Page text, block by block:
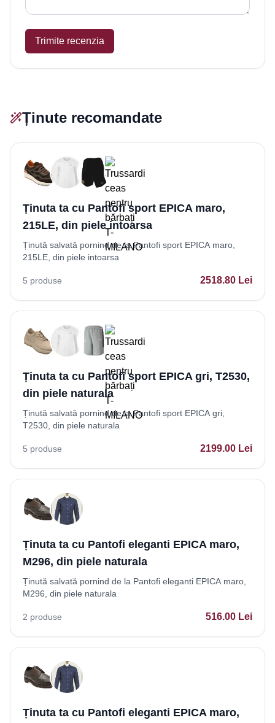
Trimite recenzia
Ținute recomandate
Ținuta ta cu Pantofi sport EPICA maro,
215LE, din piele intoarsa
Ținută salvată pornind de la Pantofi sport EPICA maro,
215LE, din piele intoarsa
5 produse 2518.80 Lei
Ținuta ta cu Pantofi sport EPICA gri, T2530,
din piele naturala
Ținută salvată pornind de la Pantofi sport EPICA gri,
T2530, din piele naturala
5 produse 2199.00 Lei
Ținuta ta cu Pantofi eleganti EPICA maro,
M296, din piele naturala
Ținută salvată pornind de la Pantofi eleganti EPICA maro,
M296, din piele naturala
2 produse 516.00 Lei
Ținuta ta cu Pantofi eleganti EPICA maro,